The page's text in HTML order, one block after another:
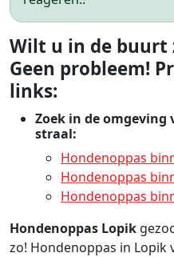
Wilt u in de buurt
Geen probleem!
links:
Zoek in de omgeving
straal:
Hondenoppas
Hondenoppas
Hondenoppas
Hondenoppas Lopik
zo! Hondenoppas in Lopik